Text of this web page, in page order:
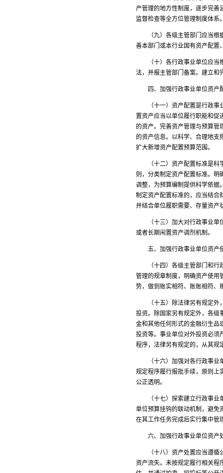
产管理的地方性制度，逐步完善
监督检查等全方位管理制度体
（九）各级主管部门应当根据
善本部门或本行业国有资产配
（十）各行政事业单位应当根
法，并报主管部门备案。建立
四、加强行政事业单位资产
（十一）资产配置是行政事业
置资产应当以单位履行职能和促
的资产。完善资产管理与预算管
的资产信息。以科学、合理地支
扩大新增资产配置预算范围。
（十二）资产配置标准是科学
则，分类制定资产配置标准。明
调整，为预算编制提供科学依据
制定资产配置标准的，应当结合
并结合单位履职需要、存量资
（十三）加大对行政事业单位
或者长期闲置资产调剂机制。
五、加强行政事业单位资产
（十四）各级主管部门和行政
管理的规章制度，明确资产使用
势，做到账实相符、账账相符
（十五）除法律另有规定外，
投资。除国家另有规定外，各级
金和其他任何形式的金融衍生品
投资等。事业单位对外投资必须
程序，法律另有规定的，从其
（十六）加强对各行政事业单
规定程序履行报批手续，原则上
公正透明。
（十七）探索建立行政事业单
单位预算挂钩的联动机制，避免
在其工作任务完成后实行集中
六、加强行政事业单位资产
（十八）资产处置应当遵循公
资产流失。未按规定履行相关程